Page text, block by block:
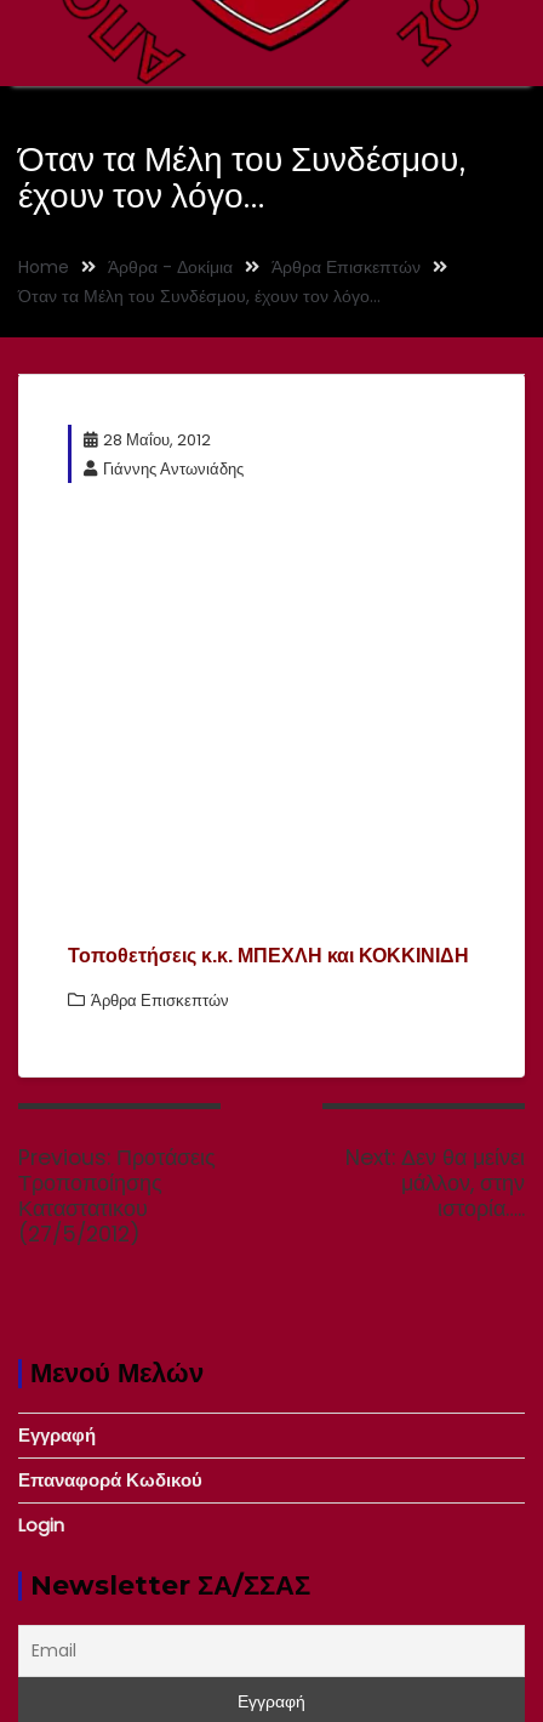
Όταν τα Μέλη του Συνδέσμου,
έχουν τον λόγο…
Home Άρθρα - Δοκίμια
Άρθρα Επισκεπτών
Όταν τα Μέλη του Συνδέσμου, έχουν τον λόγο…
28 Μαΐου, 2012
Γιάννης Αντωνιάδης
Τοποθετήσεις κ.κ. ΜΠΕΧΛΗ και ΚΟΚΚΙΝΙΔΗ
Άρθρα Επισκεπτών
Πλοήγηση
Previous: Previous
post:
Προτάσεις
Τροποποίησης
Καταστατικου
(27/5/2012)
Next: Next
post:
Δεν θα μείνει
μάλλον, στην
ιστορία…..
Μενού Μελών
Εγγραφή
Επαναφορά Κωδικού
Login
Newsletter ΣΑ/ΣΣΑΣ